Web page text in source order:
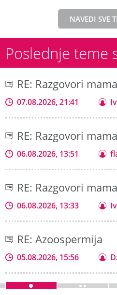
NAVEDI SVE
Poslednje teme
RE: Razgovori
07.08.2026, 21:41
RE: Razgovori
06.08.2026, 13:51
RE: Razgovori
06.08.2026, 13:33
RE: Azoospermija
05.08.2026, 15:56